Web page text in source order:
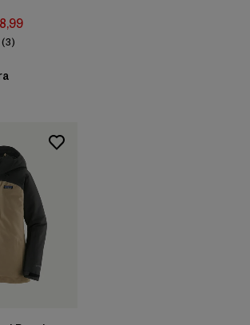
/ 5
(3Comentarios
)